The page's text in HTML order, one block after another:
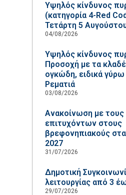
Υψηλός κίνδυνος
(κατηγορία 4-Red
Τετάρτη 5
04/08/2026
Υψηλός κίνδυνος
Προσοχή με τα
ογκώδη, ειδικά
Ρεματιά
03/08/2026
Ανακοίνωση με
επιτυχόντων στους
βρεφονηπιακούς
2027
31/07/2026
Δημοτική
λειτουργίας από 3
29/07/2026